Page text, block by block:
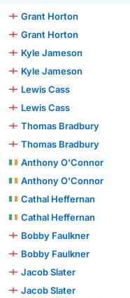
Grant Horton
Grant Horton
Kyle Jameson
Kyle Jameson
Lewis Cass
Lewis Cass
Thomas Bradbury
Thomas Bradbury
Anthony O'Connor
Anthony O'Connor
Cathal Heffernan
Cathal Heffernan
Bobby Faulkner
Bobby Faulkner
Jacob Slater
Jacob Slater